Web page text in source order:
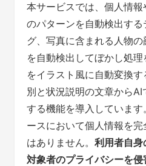
本サービスでは、個人情
のパターンを自動検出す
グ、写真に含まれる人物
を自動検出してぼかし処
をイラスト風に自動変換
別と状況説明の文章から
する機能を導入していま
ースにおいて個人情報を
はありません。 利用者自身
対象者のプライバシーを